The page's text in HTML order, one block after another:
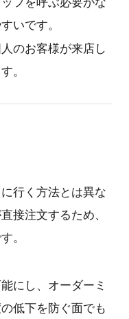
いです。
のお客様が来店し
。
行く方法とは異な
接注文するため、
。
にし、オーダーミ
低下を防ぐ面でも